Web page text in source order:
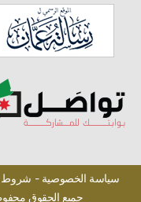
سياسة الخصوصية - شروط
جميع الحقوق محفوظة © 2026 صندوق